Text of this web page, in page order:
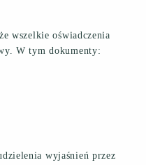
wszelkie oświadczenia
W tym dokumenty:
wyjaśnień przez